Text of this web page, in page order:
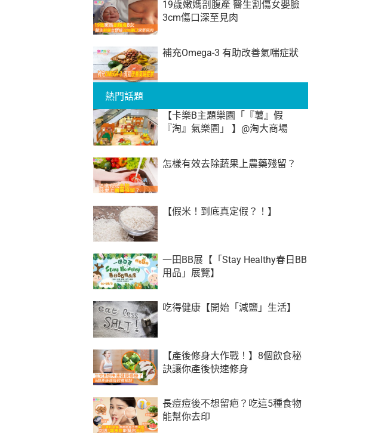
19歲嫩媽剖腹產 醫生割傷女嬰臉
3cm傷口深至見肉
補充Omega-3 有助改善氣喘症狀
熱門話題
【卡樂B主題樂園「『薯』假
『淘』氣樂園」 】@淘大商場
怎樣有效去除蔬果上農藥殘留？
【假米！到底真定假？！】
一田BB展【「Stay Healthy春日BB
用品」展覽】
吃得健康【開始「減鹽」生活】
【產後修身大作戰！】8個飲食秘
訣讓你產後快速修身
長痘痘後不想留疤？吃這5種食物
能幫你去印